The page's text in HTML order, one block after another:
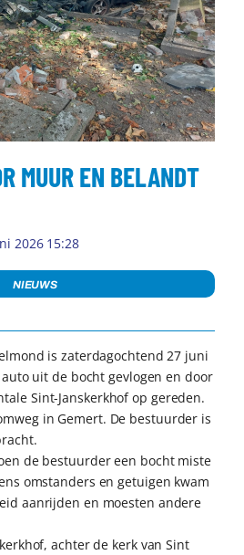
MUUR EN BELANDT
2026 15:28
NIEUWS
is zaterdagochtend 27 juni
uit de bocht gevlogen en door
Sint-Janskerkhof op gereden.
in Gemert. De bestuurder is
de bestuurder een bocht miste
omstanders en getuigen kwam
aanrijden en moesten andere
achter de kerk van Sint